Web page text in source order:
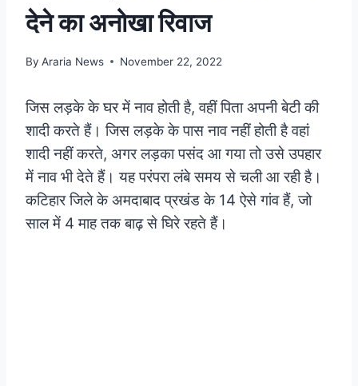
देने का अनोखा रिवाज
By Araria News November 22, 2022
जिस लड़के के घर में नाव होती है, वहीं पिता अपनी बेटी की
शादी करते हैं। जिस लड़के के पास नाव नहीं होती है वहां
शादी नहीं करते, अगर लड़का पसंद आ गया तो उसे उपहार
में नाव भी देते हैं। यह परंपरा लंबे समय से चली आ रही है।
कटिहार जिले के अमदाबाद प्रखंड के 14 ऐसे गांव हैं, जो
साल में 4 माह तक बाढ़ से घिरे रहते हैं।